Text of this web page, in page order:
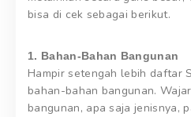
bisa di cek sebagai berikut.
1. Bahan-Bahan Bangunan
Hampir setengah lebih daftar
bahan-bahan bangunan.
bangunan, apa saja jenisnya,